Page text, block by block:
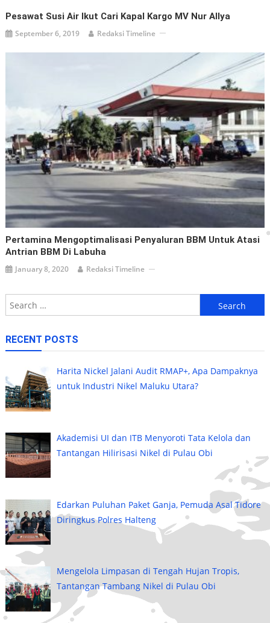
Pesawat Susi Air Ikut Cari Kapal Kargo MV Nur Allya
September 6, 2019 Redaksi Timeline
Pertamina Mengoptimalisasi Penyaluran BBM Untuk Atasi
Antrian BBM Di Labuha
January 8, 2020 Redaksi Timeline
Search
for:
RECENT POSTS
Harita Nickel Jalani Audit RMAP+, Apa Dampaknya
untuk Industri Nikel Maluku Utara?
Akademisi UI dan ITB Menyoroti Tata Kelola dan
Tantangan Hilirisasi Nikel di Pulau Obi
Edarkan Puluhan Paket Ganja, Pemuda Asal Tidore
Diringkus Polres Halteng
Mengelola Limpasan di Tengah Hujan Tropis,
Tantangan Tambang Nikel di Pulau Obi